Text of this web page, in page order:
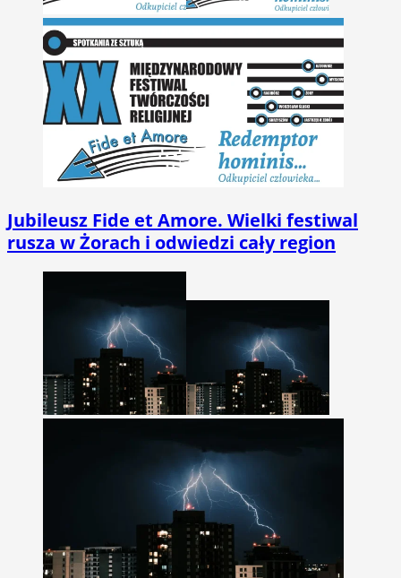
Jubileusz Fide et Amore. Wielki festiwal
rusza w Żorach i odwiedzi cały region